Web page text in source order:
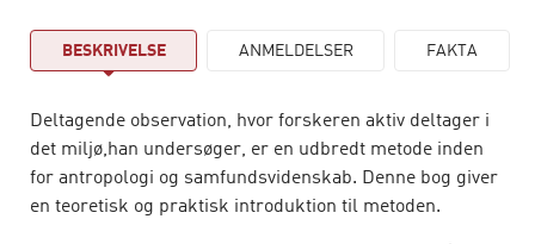
BESKRIVELSE ANMELDELSER FAKTA
Deltagende observation, hvor forskeren aktiv deltager i
det miljø,han undersøger, er en udbredt metode inden
for antropologi og samfundsvidenskab. Denne bog giver
en teoretisk og praktisk introduktion til metoden.